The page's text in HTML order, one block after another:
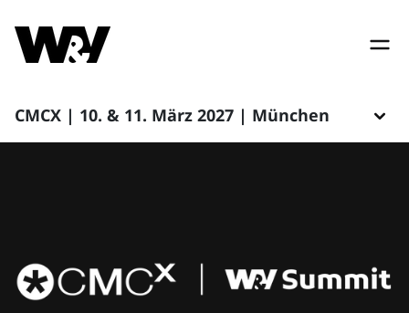
CMCX | 10. & 11. März 2027 | München